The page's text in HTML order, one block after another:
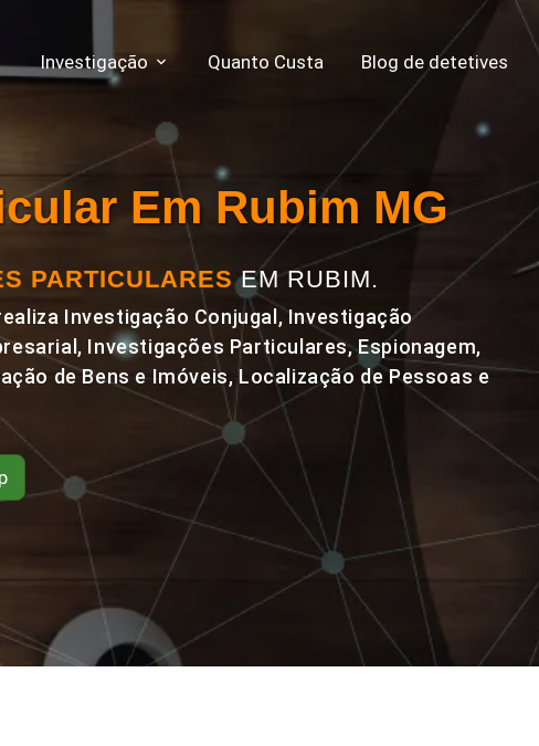
Investigação Quanto Custa Blog de detetives
Em Rubim MG
PARTICULARESEM RUBIM.
Investigação Conjugal, Investigação
Investigações Particulares, Espionagem,
de Bens e Imóveis, Localização de Pessoas e